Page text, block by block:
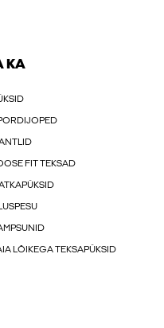
KA
FIT TEKSAD
LÕIKEGA TEKSAPÜKSID